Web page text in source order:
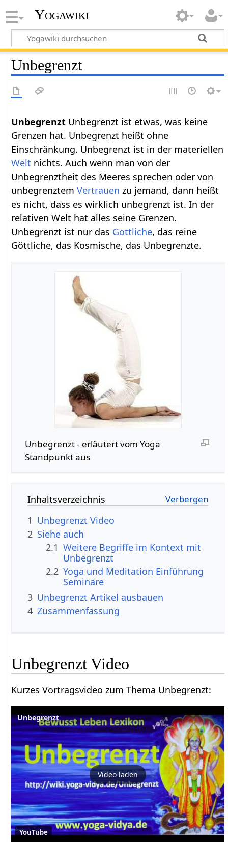
Yogawiki
Unbegrenzt
Unbegrenzt ist etwas, was keine
Grenzen hat. Unbegrenzt heißt ohne
Einschränkung. Unbegrenzt ist in der materiellen
Welt nichts. Auch wenn man von der
Unbegrenztheit des Meeres sprechen oder von
unbegrenztemVertrauen zu jemand, dann heißt
es nicht, dass es wirklich unbegrenzt ist. In der
relativen Welt hat alles seine Grenzen.
Unbegrenzt ist nur das Göttliche, das reine
Göttliche, das Kosmische, das Unbegrenzte.
Unbegrenzt‏‎ - erläutert vom Yoga
Standpunkt aus
Inhaltsverzeichnis
1
Unbegrenzt‏‎ Video
2 Siehe auch
2.1 Weitere Begriffe im Kontext mit
2.2 Yoga und Meditation Einführung
Seminare
3
Unbegrenzt‏‎ Artikel ausbauen
4 Zusammenfassung
Unbegrenzt‏‎ Video
Kurzes Vortragsvideo zum Thema Unbegrenzt‏‎:
Unbegrenzt
Video laden
YouTube